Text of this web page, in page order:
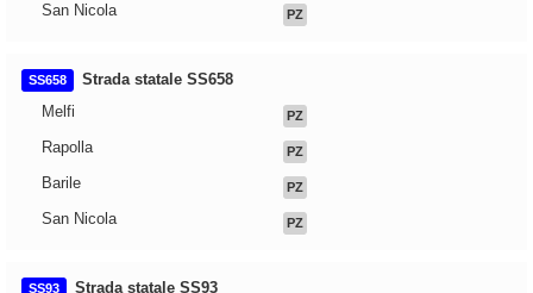
San Nicola PZ
SS658
Strada statale SS658
Melfi
PZ
Rapolla PZ
Barile PZ
San Nicola PZ
SS93
Strada statale SS93